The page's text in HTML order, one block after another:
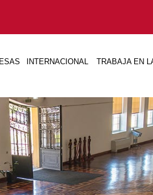
INTERNACIONAL TRABAJA EN